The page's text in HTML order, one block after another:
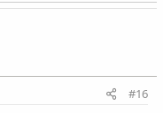
#16